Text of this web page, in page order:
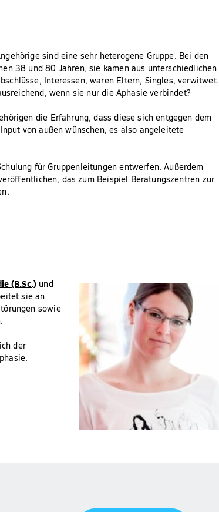
sind eine sehr heterogene Gruppe. Bei den
38 und 80 Jahren, sie kamen aus unterschiedlichen
Interessen, waren Eltern, Singles, verwitwet.
wenn sie nur die Aphasie verbindet?
die Erfahrung, dass diese sich entgegen dem
von außen wünschen, es also angeleitete
für Gruppenleitungen entwerfen. Außerdem
das zum Beispiel Beratungszentren zur
(B.Sc.) und
sie an
sowie
der